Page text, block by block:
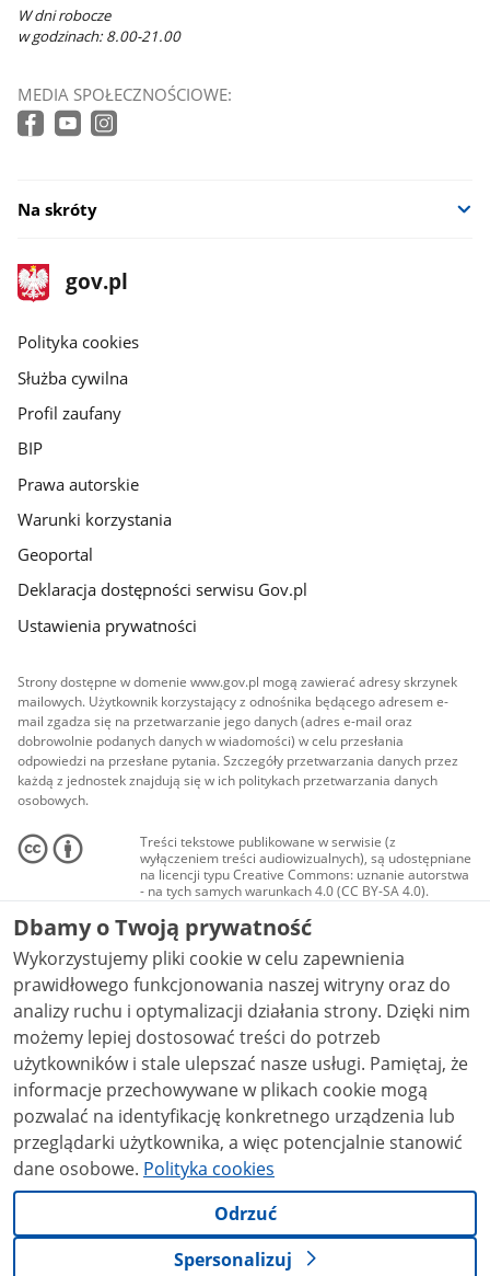
W dni robocze
w godzinach: 8.00-21.00
MEDIA SPOŁECZNOŚCIOWE:
Na skróty
stopka
gov.pl
Strona
gov.pl
gov.pl
Polityka cookies
Służba cywilna
Profil zaufany
BIP
Prawa autorskie
Warunki korzystania
Geoportal
Deklaracja dostępności serwisu Gov.pl
Ustawienia prywatności
Strony dostępne w domenie www.gov.pl mogą zawierać adresy skrzynek
mailowych. Użytkownik korzystający z odnośnika będącego adresem e-
mail zgadza się na przetwarzanie jego danych (adres e-mail oraz
dobrowolnie podanych danych w wiadomości) w celu przesłania
odpowiedzi na przesłane pytania. Szczegóły przetwarzania danych przez
każdą z jednostek znajdują się w ich politykach przetwarzania danych
osobowych.
Treści tekstowe publikowane w serwisie (z
wyłączeniem treści audiowizualnych), są udostępniane
na licencji typu Creative Commons: uznanie autorstwa
- na tych samych warunkach 4.0 (CC BY-SA 4.0).
Materiały audiowizualne, w tym zdjęcia, materiały
audio i wideo, są udostępniane na licencji typu
Creative Commons: uznanie autorstwa użycie
niekomercyjne - bez utworów zależnych 4.0 (CC BY-
NC-ND 4.0), o ile nie jest to stwierdzone inaczej.
Dbamy o Twoją prywatność
Wykorzystujemy pliki cookie w celu zapewnienia
prawidłowego funkcjonowania naszej witryny oraz do
analizy ruchu i optymalizacji działania strony. Dzięki nim
możemy lepiej dostosować treści do potrzeb
użytkowników i stale ulepszać nasze usługi. Pamiętaj, że
informacje przechowywane w plikach cookie mogą
pozwalać na identyfikację konkretnego urządzenia lub
przeglądarki użytkownika, a więc potencjalnie stanowić
dane osobowe. Polityka cookies
Odrzuć
Spersonalizuj